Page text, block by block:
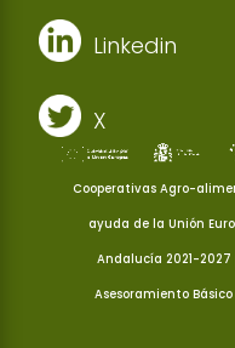
Linkedin
X
Cooperativas Agro-
ayuda de la Unión
Andalucía 2021-
Asesoramiento